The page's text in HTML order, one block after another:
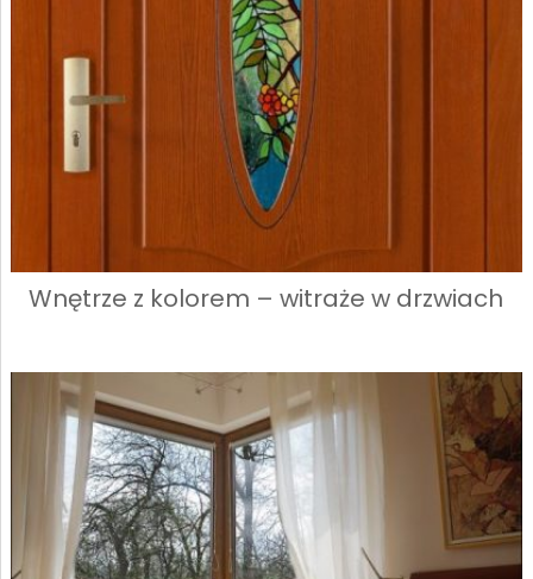
Wnętrze z kolorem – witraże w drzwiach